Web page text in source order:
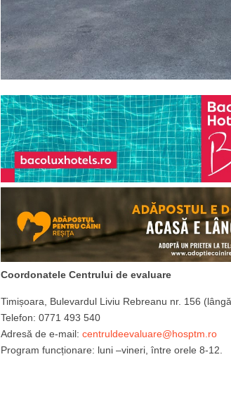
Coordonatele Centrului de evaluare
Timișoara, Bulevardul Liviu Rebreanu nr. 156
Telefon: 0771 493 540
Adresă de e-mail: centruldeevaluare@hosptm.ro
Program funcționare: luni –vineri, între orele 8-12.